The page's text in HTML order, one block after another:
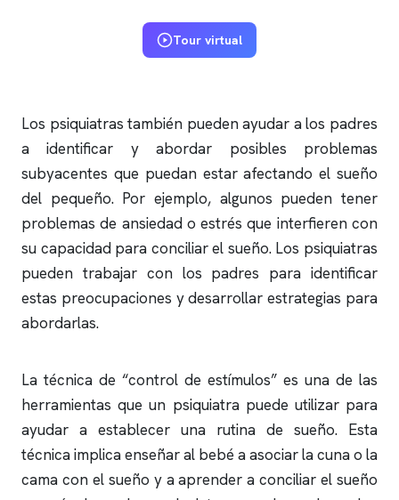
Tour virtual
Los psiquiatras también pueden ayudar a los padres
a identificar y abordar posibles problemas
subyacentes que puedan estar afectando el sueño
del pequeño. Por ejemplo, algunos pueden tener
problemas de ansiedad o estrés que interfieren con
su capacidad para conciliar el sueño. Los psiquiatras
pueden trabajar con los padres para identificar
estas preocupaciones y desarrollar estrategias para
abordarlas.
La técnica de “control de estímulos” es una de las
herramientas que un psiquiatra puede utilizar para
ayudar a establecer una rutina de sueño. Esta
técnica implica enseñar al bebé a asociar la cuna o la
cama con el sueño y a aprender a conciliar el sueño